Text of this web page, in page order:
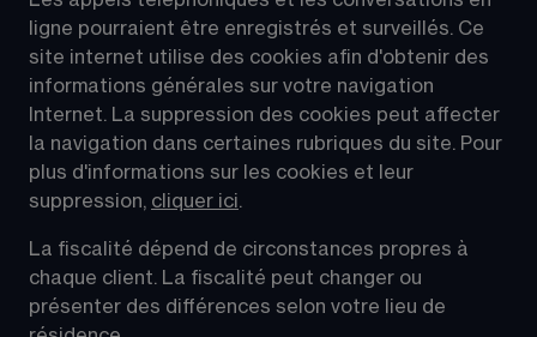
ligne pourraient être enregistrés et surveillés. Ce
site internet utilise des cookies afin d'obtenir des
informations générales sur votre navigation
Internet. La suppression des cookies peut affecter
la navigation dans certaines rubriques du site. Pour
plus d'informations sur les cookies et leur
suppression, cliquer ici.
La fiscalité dépend de circonstances propres à
chaque client. La fiscalité peut changer ou
présenter des différences selon votre lieu de